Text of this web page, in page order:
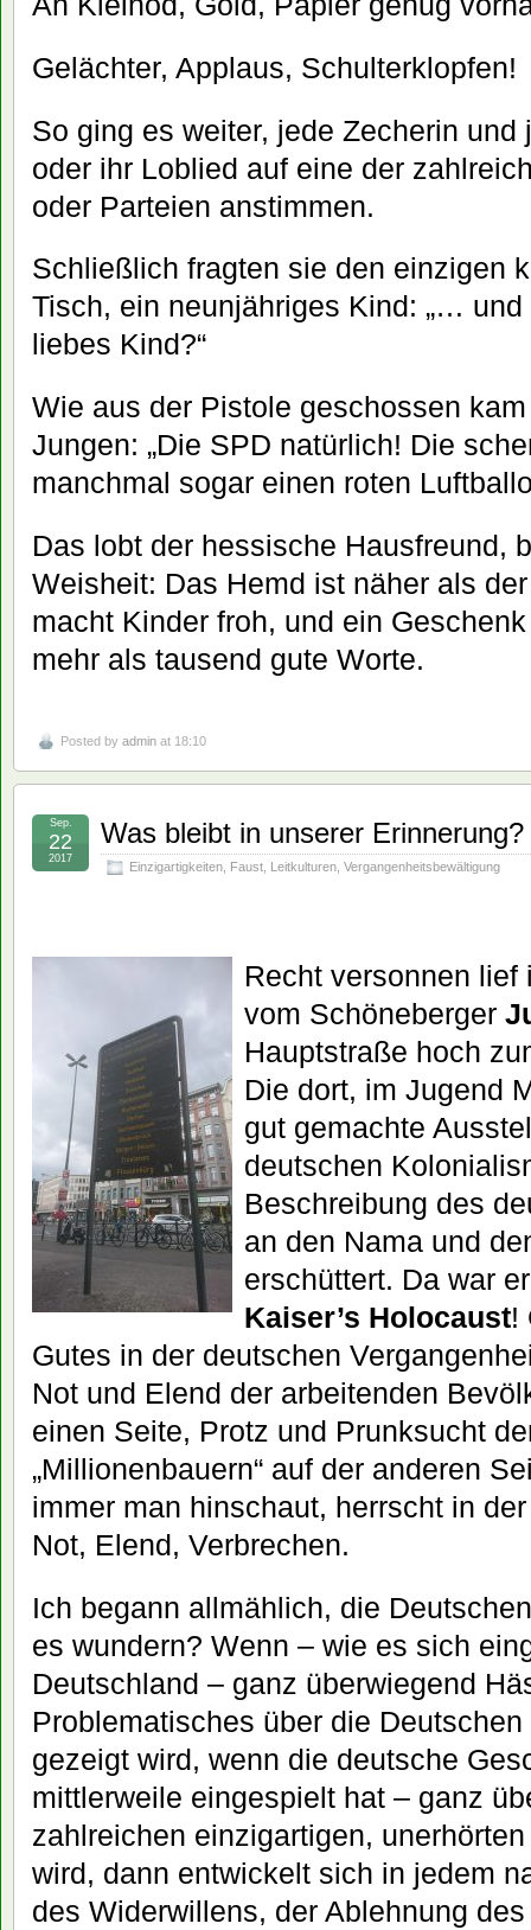
Gelächter, Applaus, Schulterklopfen!
So ging es weiter, jede Zecherin und
oder ihr Loblied auf eine der
oder Parteien anstimmen.
Schließlich fragten sie den einzigen
Tisch, ein neunjähriges Kind: „…
liebes Kind?“
Wie aus der Pistole geschossen
Jungen: „Die SPD natürlich! Die
manchmal sogar einen roten
Das lobt der hessische Hausfreund,
Weisheit: Das Hemd ist näher als
macht Kinder froh, und ein
mehr als tausend gute Worte.
Posted by admin at 18:10
Was bleibt in unserer
Einzigartigkeiten Faust Leitkulturen Vergangenheitsbewältigung
Sep.
22
2017
Recht versonnen lief
vom Schöneberger
Hauptstraße hoch
Die dort, im Jugend
gut gemachte
deutschen
Beschreibung des
an den Nama und
erschüttert. Da war
Kaiser’s Holocaust!
Gutes in der deutschen
Not und Elend der arbeitenden
einen Seite, Protz und Prunksucht
„Millionenbauern“ auf der anderen
immer man hinschaut, herrscht in
Not, Elend, Verbrechen.
Ich begann allmählich, die
es wundern? Wenn – wie es sich
Deutschland – ganz überwiegend
Problematisches über die
gezeigt wird, wenn die deutsche
mittlerweile eingespielt hat – ganz
zahlreichen einzigartigen,
wird, dann entwickelt sich in jedem
des Widerwillens, der Ablehnung